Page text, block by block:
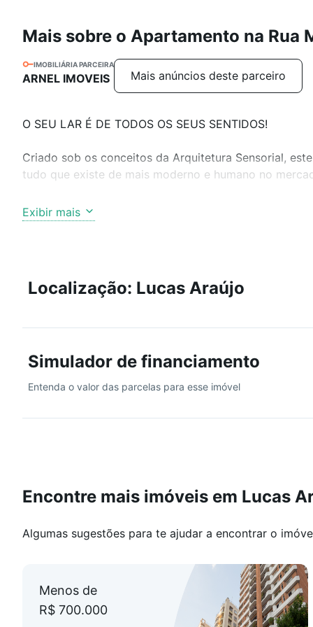
Mais sobre o Apartamento na Rua
IMOBILIÁRIA PARCEIRA
ARNEL IMOVEIS Mais anúncios deste parceiro
O SEU LAR É DE TODOS OS SEUS SENTIDOS!
Criado sob os conceitos da Arquitetura Sensorial,
tudo que existe de mais moderno e humano no
De frente ao Parque da Gare, está localizado em uma
Apartamento com 02 dormitórios sendo 1 suíte, sala
Academia ou Espaço Fitness, Bicicletário, Espaço
porteiro eletrônicos, Acessibilidade para Cadeirantes,
Exibir mais
Localização: Lucas Araújo
Simulador de financiamento
Entenda o valor das parcelas para esse imóvel
Encontre mais imóveis em Lucas
Algumas sugestões para te ajudar a encontrar o
Menos de
R$ 700.000